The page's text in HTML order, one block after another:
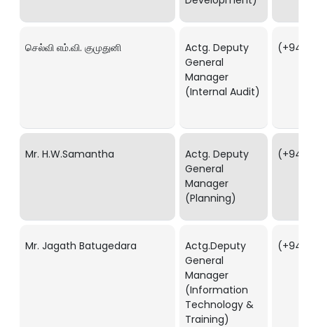
செல்வி எம்.வி. குமுதுனி
Actg. Deputy
General
Manager
(Internal Audit)
(+94)
Mr. H.W.Samantha
Actg. Deputy
General
Manager
(Planning)
(+94)
Mr. Jagath Batugedara
Actg.Deputy
General
Manager
(Information
Technology &
Training)
(+94)